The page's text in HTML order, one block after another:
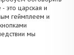
это царская и
геймплеем и
мы